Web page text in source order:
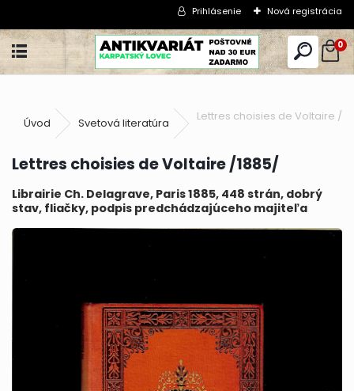
Prihlásenie Nová registrácia
0
Úvod Svetová literatúra
Lettres choisies de Voltaire /
Lettres choisies de Voltaire /1885/
Librairie Ch. Delagrave, Paris 1885, 448 strán, dobrý
stav, fliačky, podpis predchádzajúceho majiteľa